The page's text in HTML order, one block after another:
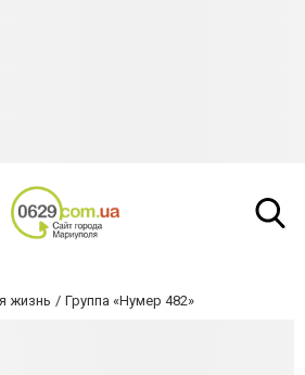
жизнь Группа «Нумер 482»